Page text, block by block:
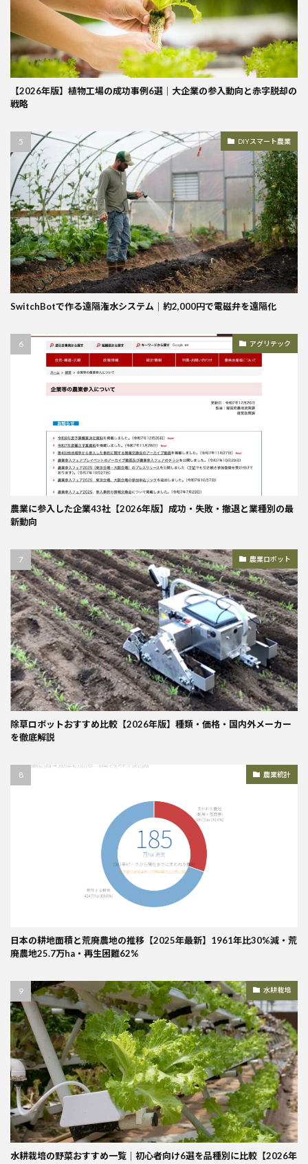
【2026年版】植物工場の成功事例6選｜大企業の参入動向と赤字脱却の
戦略
DIYスマート農業
SwitchBotで作る遠隔潅水システム｜約2,000円で電磁弁を遠隔化
アグリテック
農業に参入した企業43社【2026年版】成功・失敗・撤退と業種別の最
新動向
農業ロボット
除草ロボットおすすめ比較【2026年版】種類・価格・国内外メーカー
を徹底解説
農業統計
日本の耕地面積と荒廃農地の推移【2025年最新】1961年比30%減・荒
廃農地25.7万ha・再生困難62%
水耕栽培
水耕栽培の野菜おすすめ一覧｜初心者向け6選を品種別に比較【2026年